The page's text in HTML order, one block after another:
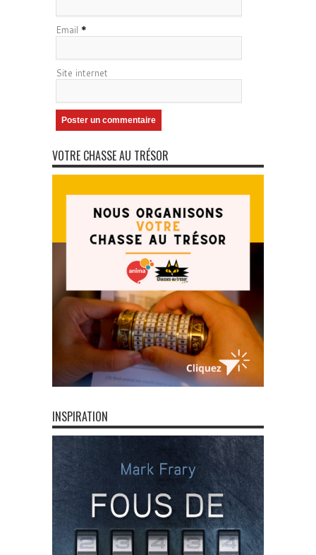
Email *
Site internet
VOTRE CHASSE AU TRÉSOR
INSPIRATION